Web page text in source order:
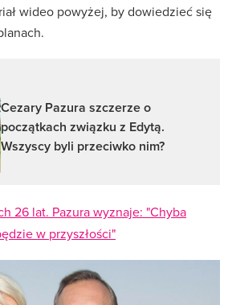
wideo powyżej, by dowiedzieć się
Cezary Pazura szczerze o
początkach związku z Edytą.
Wszyscy byli przeciwko nim?
26 lat. Pazura wyznaje: "Chyba
w przyszłości"